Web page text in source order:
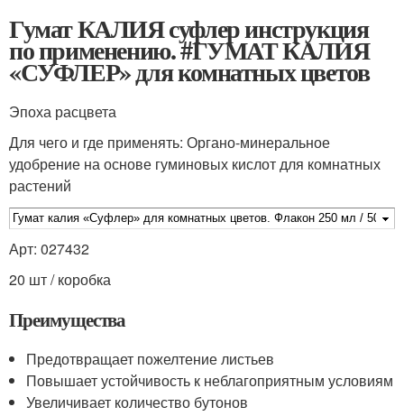
Гумат КАЛИЯ суфлер инструкция
по применению. #ГУМАТ КАЛИЯ
«СУФЛЕР» для комнатных цветов
Эпоха расцвета
Для чего и где применять: Органо-минеральное
удобрение на основе гуминовых кислот для комнатных
растений
Арт: 027432
20 шт / коробка
Преимущества
Предотвращает пожелтение листьев
Повышает устойчивость к неблагоприятным условиям
Увеличивает количество бутонов